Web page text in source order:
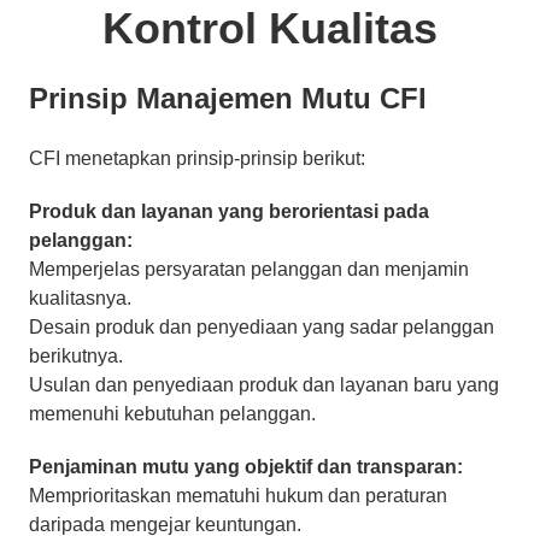
Kontrol Kualitas
Prinsip Manajemen Mutu CFI
CFI menetapkan prinsip-prinsip berikut:
Produk dan layanan yang berorientasi pada
pelanggan:
Memperjelas persyaratan pelanggan dan menjamin
kualitasnya.
Desain produk dan penyediaan yang sadar pelanggan
berikutnya.
Usulan dan penyediaan produk dan layanan baru yang
memenuhi kebutuhan pelanggan.
Penjaminan mutu yang objektif dan transparan:
Memprioritaskan mematuhi hukum dan peraturan
daripada mengejar keuntungan.